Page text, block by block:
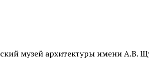
музей архитектуры имени А.В.